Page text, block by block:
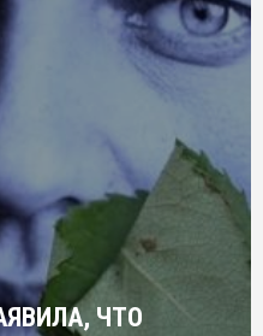
ЧТО